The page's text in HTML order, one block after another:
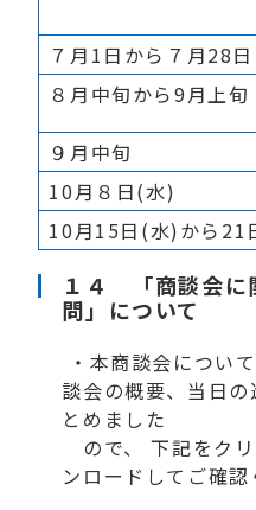
７月1日から７月28
８月中旬から9月上旬
９月中旬
10月８日(水)
10月15日(水)から21
１４ 「商談会に
問」について
・本商談会につい
談会の概要、当日
とめました
ので、 下記をク
ンロードしてご確認